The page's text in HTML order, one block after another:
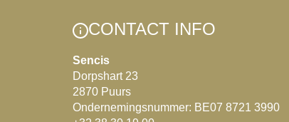
CONTACT INFO
Sencis
Dorpshart 23
2870 Puurs
Ondernemingsnummer: BE07 8721 3990